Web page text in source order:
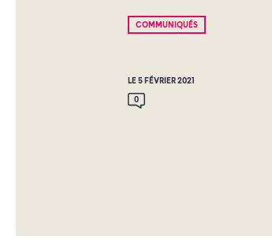
COMMUNIQUÉS
LE 5 FÉVRIER 2021
0